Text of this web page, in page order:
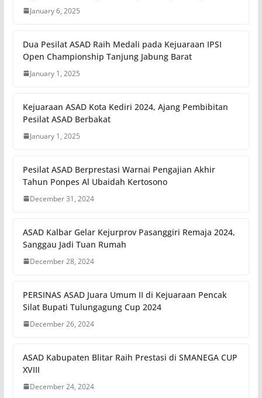
January 6, 2025
Dua Pesilat ASAD Raih Medali pada Kejuaraan IPSI
Open Championship Tanjung Jabung Barat
January 1, 2025
Kejuaraan ASAD Kota Kediri 2024, Ajang Pembibitan
Pesilat ASAD Berbakat
January 1, 2025
Pesilat ASAD Berprestasi Warnai Pengajian Akhir
Tahun Ponpes Al Ubaidah Kertosono
December 31, 2024
ASAD Kalbar Gelar Kejurprov Pasanggiri Remaja 2024,
Sanggau Jadi Tuan Rumah
December 28, 2024
PERSINAS ASAD Juara Umum II di Kejuaraan Pencak
Silat Bupati Tulungagung Cup 2024
December 26, 2024
ASAD Kabupaten Blitar Raih Prestasi di SMANEGA CUP
XVIII
December 24, 2024